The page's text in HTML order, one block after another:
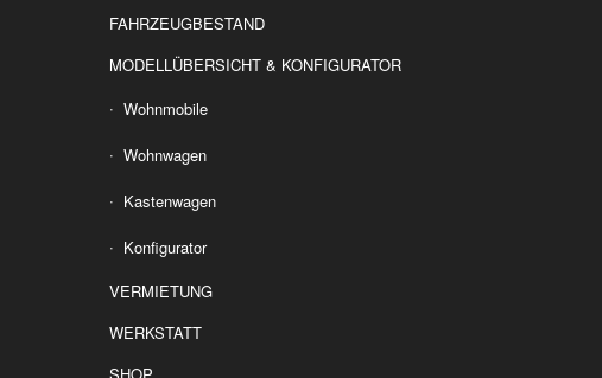
FAHRZEUGBESTAND
MODELLÜBERSICHT & KONFIGURATOR
Wohnmobile
Wohnwagen
Kastenwagen
Konfigurator
VERMIETUNG
WERKSTATT